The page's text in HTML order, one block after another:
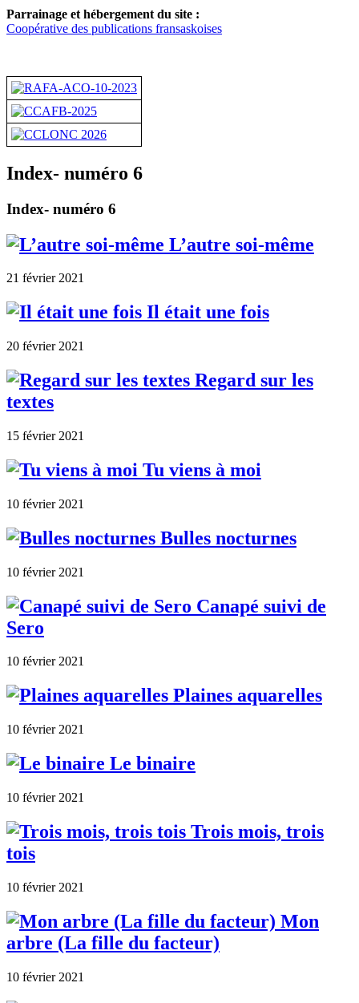
Parrainage et hébergement du site :
Coopérative des publications fransaskoises
Index- numéro 6
Index- numéro 6
L’autre soi-même
21 février 2021
Il était une fois
20 février 2021
Regard sur les
textes
15 février 2021
Tu viens à moi
10 février 2021
Bulles nocturnes
10 février 2021
Canapé suivi de
Sero
10 février 2021
Plaines aquarelles
10 février 2021
Le binaire
10 février 2021
Trois mois, trois
tois
10 février 2021
Mon
arbre (La fille du facteur)
10 février 2021